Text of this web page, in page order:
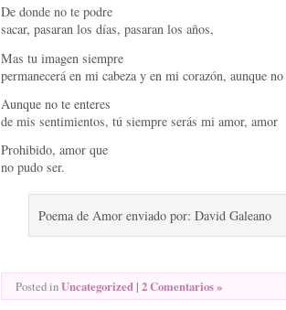
De donde no te podre
sacar, pasaran los días, pasaran los años,
Mas tu imagen siempre
permanecerá en mi cabeza y en mi corazón, aunque
Aunque no te enteres
de mis sentimientos, tú siempre serás mi amor, amor
Prohibido, amor que
no pudo ser.
Poema de Amor enviado por: David Galeano
Posted inUncategorized | 2 Comentarios »